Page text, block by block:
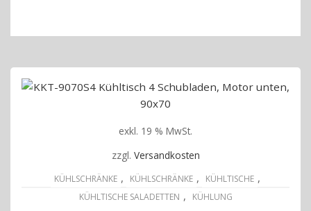
exkl. 19 % MwSt.
zzgl. Versandkosten
KÜHLSCHRÄNKE , KÜHLSCHRÄNKE , KÜHLTISCHE ,
KÜHLTISCHE SALADETTEN , KÜHLUNG